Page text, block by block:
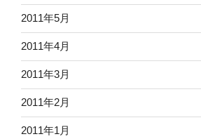
2011年5月
2011年4月
2011年3月
2011年2月
2011年1月